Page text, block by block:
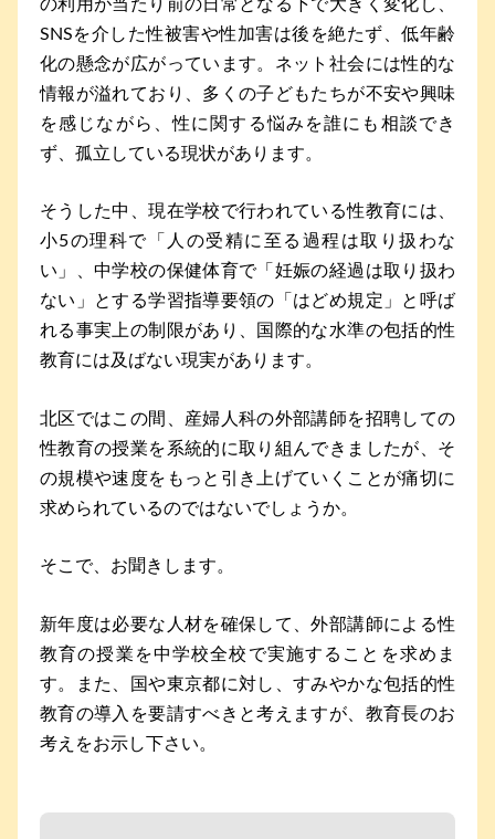
の利用が当たり前の日常となる下で大きく変化し、
SNSを介した性被害や性加害は後を絶たず、低年齢
化の懸念が広がっています。ネット社会には性的な
情報が溢れており、多くの子どもたちが不安や興味
を感じながら、性に関する悩みを誰にも相談でき
ず、孤立している現状があります。
そうした中、現在学校で行われている性教育には、
小5の理科で「人の受精に至る過程は取り扱わな
い」、中学校の保健体育で「妊娠の経過は取り扱わ
ない」とする学習指導要領の「はどめ規定」と呼ば
れる事実上の制限があり、国際的な水準の包括的性
教育には及ばない現実があります。
北区ではこの間、産婦人科の外部講師を招聘しての
性教育の授業を系統的に取り組んできましたが、そ
の規模や速度をもっと引き上げていくことが痛切に
求められているのではないでしょうか。
そこで、お聞きします。
新年度は必要な人材を確保して、外部講師による性
教育の授業を中学校全校で実施することを求めま
す。また、国や東京都に対し、すみやかな包括的性
教育の導入を要請すべきと考えますが、教育長のお
考えをお示し下さい。